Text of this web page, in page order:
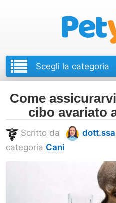
Come
cibo avariato
Scritto da
categoria Cani